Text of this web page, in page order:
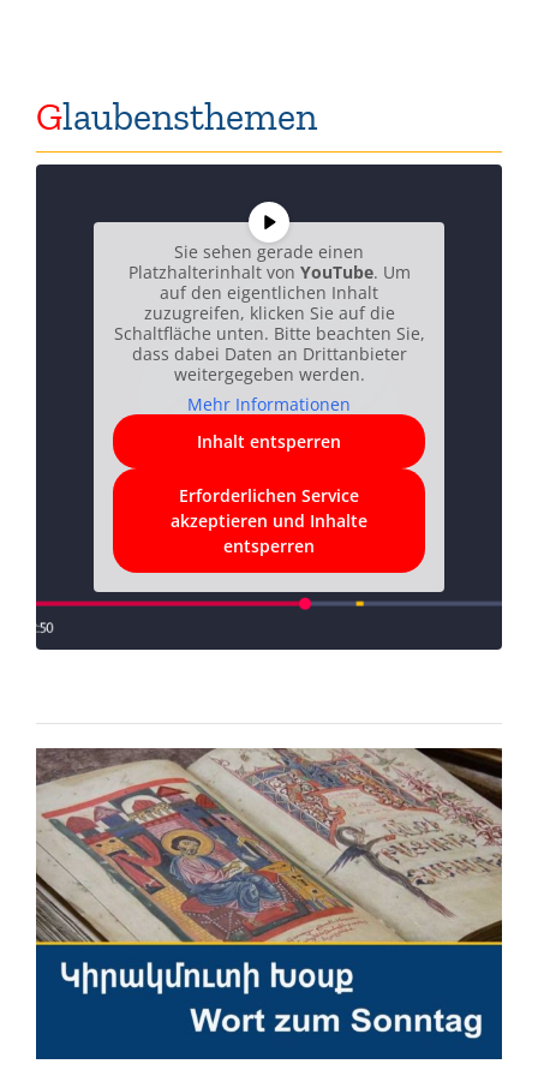
Glaubensthemen
Sie sehen gerade einen
Platzhalterinhalt von YouTube. Um
auf den eigentlichen Inhalt
zuzugreifen, klicken Sie auf die
Schaltfläche unten. Bitte beachten Sie,
dass dabei Daten an Drittanbieter
weitergegeben werden.
Mehr Informationen
Inhalt entsperren
Erforderlichen Service
akzeptieren und Inhalte
entsperren